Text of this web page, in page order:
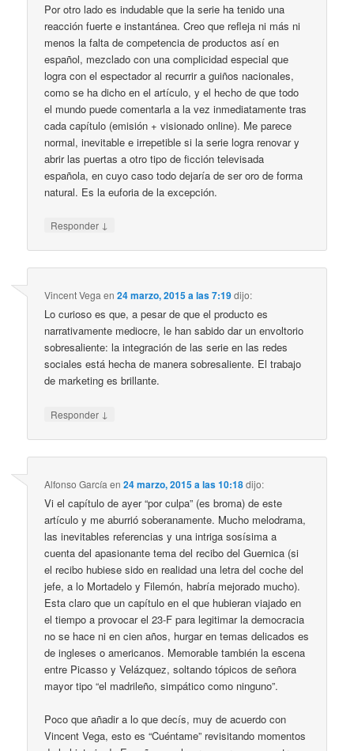
Por otro lado es indudable que la serie ha tenido una
reacción fuerte e instantánea. Creo que refleja ni más ni
menos la falta de competencia de productos así en
español, mezclado con una complicidad especial que
logra con el espectador al recurrir a guiños nacionales,
como se ha dicho en el artículo, y el hecho de que todo
el mundo puede comentarla a la vez inmediatamente tras
cada capítulo (emisión + visionado online). Me parece
normal, inevitable e irrepetible si la serie logra renovar y
abrir las puertas a otro tipo de ficción televisada
española, en cuyo caso todo dejaría de ser oro de forma
natural. Es la euforia de la excepción.
Responder ↓
Vincent Vegaen24 marzo, 2015 a las 7:19dijo:
Lo curioso es que, a pesar de que el producto es
narrativamente mediocre, le han sabido dar un envoltorio
sobresaliente: la integración de las serie en las redes
sociales está hecha de manera sobresaliente. El trabajo
de marketing es brillante.
Responder ↓
Alfonso García en24 marzo, 2015 a las 10:18dijo:
Vi el capítulo de ayer “por culpa” (es broma) de este
artículo y me aburrió soberanamente. Mucho melodrama,
las inevitables referencias y una intriga sosísima a
cuenta del apasionante tema del recibo del Guernica (si
el recibo hubiese sido en realidad una letra del coche del
jefe, a lo Mortadelo y Filemón, habría mejorado mucho).
Esta claro que un capítulo en el que hubieran viajado en
el tiempo a provocar el 23-F para legitimar la democracia
no se hace ni en cien años, hurgar en temas delicados es
de ingleses o americanos. Memorable también la escena
entre Picasso y Velázquez, soltando tópicos de señora
mayor tipo “el madrileño, simpático como ninguno”.
Poco que añadir a lo que decís, muy de acuerdo con
Vincent Vega, esto es “Cuéntame” revisitando momentos